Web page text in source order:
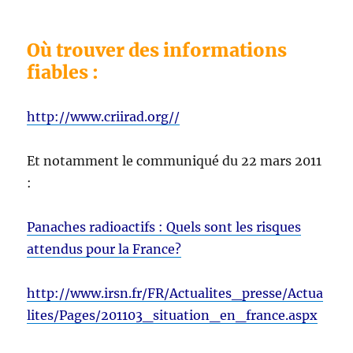
Où trouver des informations
fiables :
http://www.criirad.org//
Et notamment le communiqué du 22 mars 2011
:
Panaches radioactifs : Quels sont les risques
attendus pour la France?
http://www.irsn.fr/FR/Actualites_presse/Actua
lites/Pages/201103_situation_en_france.aspx